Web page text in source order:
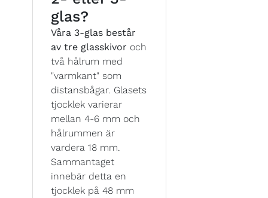
glas?
Våra 3-glas består
av tre glasskivor och
två hålrum med
"varmkant" som
distansbågar. Glasets
tjocklek varierar
mellan 4-6 mm och
hålrummen är
vardera 18 mm.
Sammantaget
innebär detta en
tjocklek på 48 mm